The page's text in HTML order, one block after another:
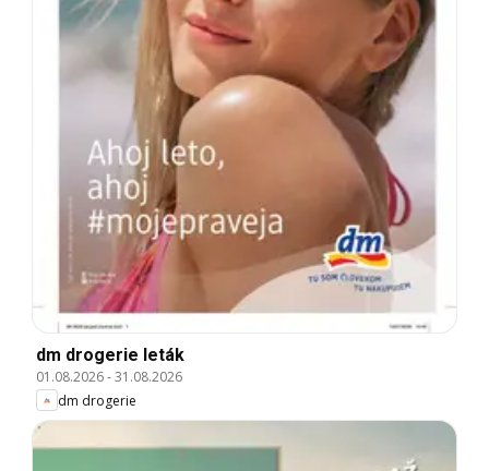
dm drogerie leták
01.08.2026-31.08.2026
dm drogerie